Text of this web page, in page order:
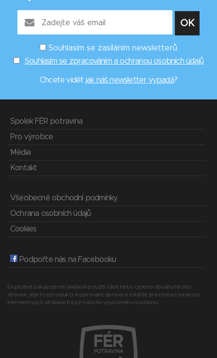
Souhlasím se zasíláním newsletterů
Souhlasím se zpracováním a ochranou osobních údajů
Chcete vidět jak náš newsletter vypadá?
Spolek FÉR potravina
Pro výrobce
Média
Kontakt
Všeobecné obchodní podmínky
Ochrana osobních údajů
Cookies
Podpořte nás na Facebooku
Explicitně zakazujeme jakékoli použití části nebo celého obsahu těchto
stránek, jejich reprodukci, kopírování, úpravu a zvláště prezentaci na jiných
internetových stránkách bez našeho výslovného souhlasu.